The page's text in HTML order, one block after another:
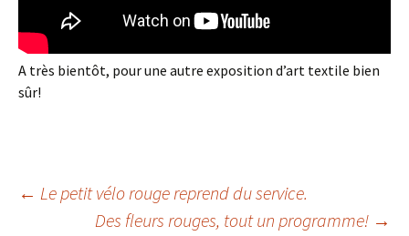
A très bientôt, pour une autre exposition d’art textile bien
sûr!
Navigation
← Le petit vélo rouge reprend du service.
Des fleurs rouges, tout un programme! →